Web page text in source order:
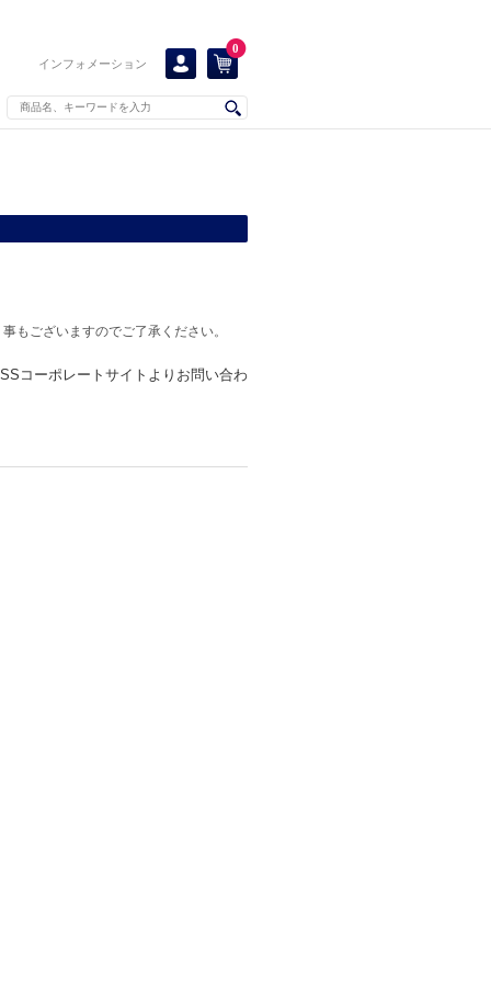
インフォメーション
0
もございますのでご了承ください。
コーポレートサイトよりお問い合わ